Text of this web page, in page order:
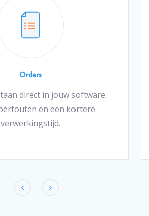
Orders
direct in jouw software.
en een kortere
verwerkingstijd.